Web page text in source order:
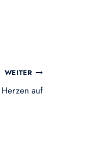
WEITER
auf